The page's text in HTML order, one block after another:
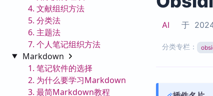
4. 文献组织方法
5. 分类法
6. 主题法
7. 个人笔记组织方法
Markdown
1. 笔记软件的选择
2. 为什么要学习Markdown
3. 最简Markdown教程
AI 于
分类专栏：